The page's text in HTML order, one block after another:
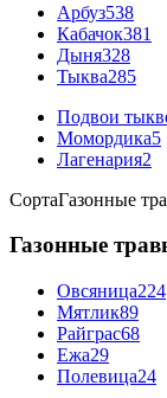
Арбуз538
Кабачок381
Дыня328
Тыква285
Подвои
Момордика5
Лагенария2
СортаГазонные
Газонные
Овсяница224
Мятлик89
Райграс68
Ежа29
Полевица24